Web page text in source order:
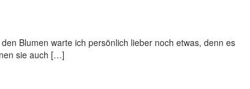
Blumen warte ich persönlich lieber noch etwas, denn es
sie auch […]